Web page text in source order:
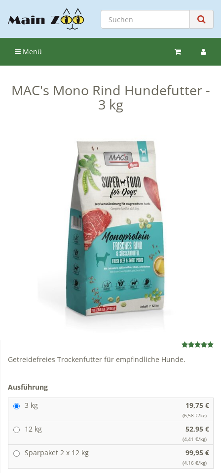
Menü
MAC's Mono Rind Hundefutter -
3 kg
Getreidefreies Trockenfutter für empfindliche Hunde.
Ausführung
3 kg
19,75 €
(6,58 €/kg)
12 kg 52,95 €
(4,41 €/kg)
Sparpaket 2 x 12 kg 99,95 €
(4,16 €/kg)